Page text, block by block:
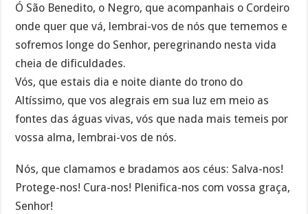
Ó São Benedito, o Negro, que acompanhais o Cordeiro
onde quer que vá, lembrai-vos de nós que tememos e
sofremos longe do Senhor, peregrinando nesta vida
cheia de dificuldades.
Vós, que estais dia e noite diante do trono do
Altíssimo, que vos alegrais em sua luz em meio as
fontes das águas vivas, vós que nada mais temeis por
vossa alma, lembrai-vos de nós.
Nós, que clamamos e bradamos aos céus: Salva-nos!
Protege-nos! Cura-nos! Plenifica-nos com vossa graça,
Senhor!